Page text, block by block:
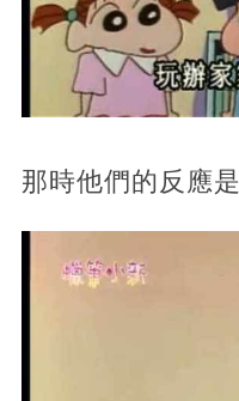
那時他們的反應是